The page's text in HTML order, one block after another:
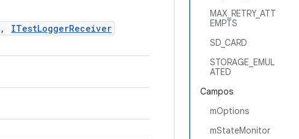
MAX_RETRY_ATT
EMPTS
SD_CARD
STORAGE_EMUL
ATED
Campos
mOptions
mStateMonitor
, ITestLoggerReceiver